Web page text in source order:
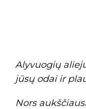
Alyvuogių
jūsų odai ir
Nors